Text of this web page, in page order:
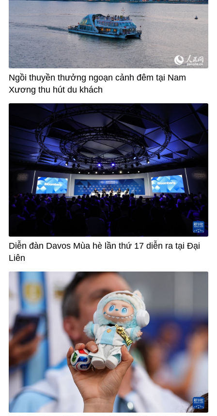
Ngồi thuyền thưởng ngoạn cảnh đêm tại Nam
Xương thu hút du khách
Diễn đàn Davos Mùa hè lần thứ 17 diễn ra tại Đại
Liên